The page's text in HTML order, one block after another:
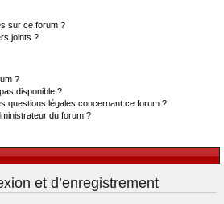
sur ce forum ?
joints ?
?
disponible ?
questions légales concernant ce forum ?
du forum ?
et d’enregistrement